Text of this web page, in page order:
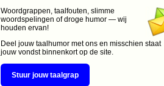
Woordgrappen, taalfouten, slimme
woordspelingen of droge humor — wij
houden ervan!
Deel jouw taalhumor met ons en misschien staat
jouw vondst binnenkort op de site.
Stuur jouw taalgrap